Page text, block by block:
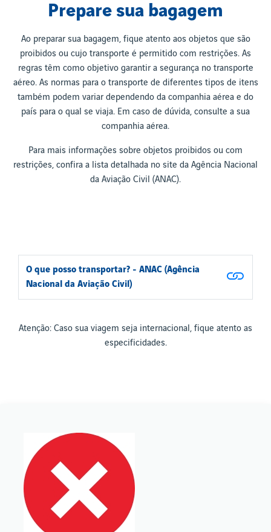
Prepare sua bagagem
Ao preparar sua bagagem, fique atento aos objetos que são
proibidos ou cujo transporte é permitido com restrições. As
regras têm como objetivo garantir a segurança no transporte
aéreo. As normas para o transporte de diferentes tipos de itens
também podem variar dependendo da companhia aérea e do
país para o qual se viaja. Em caso de dúvida, consulte a sua
companhia aérea.
Para mais informações sobre objetos proibidos ou com
restrições, confira a lista detalhada no site da Agência Nacional
da Aviação Civil (ANAC).
O que posso transportar? - ANAC (Agência
Nacional da Aviação Civil)
Atenção: Caso sua viagem seja internacional, fique atento as
especificidades.